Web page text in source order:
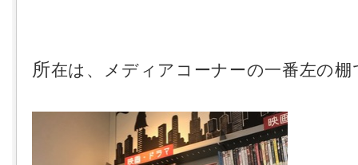
所在は、メディアコーナーの一番左の棚